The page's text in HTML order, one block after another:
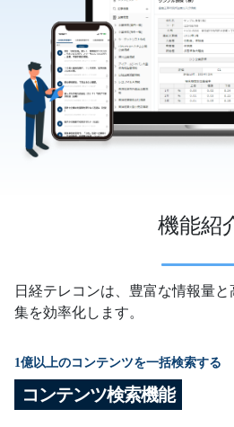
機能紹
日経テレコンは、豊富な情報量
集を効率化します。
1億以上のコンテンツを一括検索する
コンテンツ検索機能